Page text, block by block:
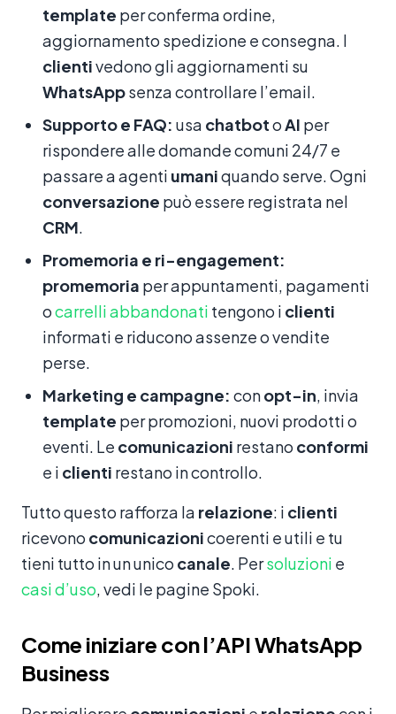
template per conferma ordine,
aggiornamento spedizione e consegna. I
clientivedono gli aggiornamenti su
WhatsAppsenza controllare l’email.
Supporto e FAQ: usa chatbotoAI per
rispondere alle domande comuni 24/7 e
passare a agenti umaniquando serve. Ogni
conversazione può essere registrata nel
CRM.
Promemoria e ri-engagement:
promemoria per appuntamenti, pagamenti
ocarrelli abbandonati tengono i clienti
informati e riducono assenze o vendite
perse.
Marketing e campagne: conopt-in, invia
template per promozioni, nuovi prodotti o
eventi. Le comunicazioni restano conformi
e i clienti restano in controllo.
Tutto questo rafforza la relazione: i clienti
ricevono comunicazionicoerenti e utili e tu
tieni tutto in un unico canale. Persoluzioni e
casi d’uso, vedi le pagine Spoki.
Come iniziare con l’API WhatsApp
Business